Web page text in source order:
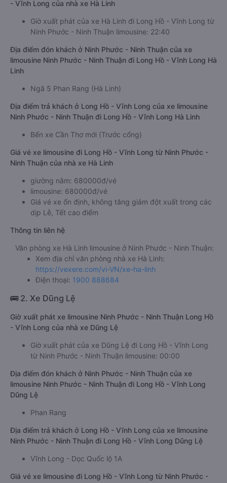
- Vĩnh Long của nhà xe Hà Linh
Giờ xuất phát của xe Hà Linh đi Long Hồ - Vĩnh Long từ
Ninh Phước - Ninh Thuận limousine: 22:40
Địa điểm đón khách ở Ninh Phước - Ninh Thuận của xe
limousine Ninh Phước - Ninh Thuận đi Long Hồ - Vĩnh Long Hà
Linh
Ngã 5 Phan Rang (Hà Linh)
Địa điểm trả khách ở Long Hồ - Vĩnh Long của xe limousine
Ninh Phước - Ninh Thuận đi Long Hồ - Vĩnh Long Hà Linh
Bến xe Cần Thơ mới (Trước cổng)
Giá vé xe limousine đi Long Hồ - Vĩnh Long từ Ninh Phước -
Ninh Thuận của nhà xe Hà Linh
giường nằm: 680000đ/vé
limousine: 680000đ/vé
Giá vé xe ổn định, không tăng giảm đột xuất trong các
dịp Lễ, Tết cao điểm
Thông tin liên hệ
Văn phòng xe Hà Linh limousine ở Ninh Phước - Ninh Thuận:
Xem địa chỉ văn phòng nhà xe Hà Linh:
https://vexere.com/vi-VN/xe-ha-linh
Điện thoại: 1900 888684
🚌 2. Xe Dũng Lệ
Giờ xuất phát xe limousine Ninh Phước - Ninh Thuận Long Hồ
- Vĩnh Long của nhà xe Dũng Lệ
Giờ xuất phát của xe Dũng Lệ đi Long Hồ - Vĩnh Long
từ Ninh Phước - Ninh Thuận limousine: 00:00
Địa điểm đón khách ở Ninh Phước - Ninh Thuận của xe
limousine Ninh Phước - Ninh Thuận đi Long Hồ - Vĩnh Long
Dũng Lệ
Phan Rang
Địa điểm trả khách ở Long Hồ - Vĩnh Long của xe limousine
Ninh Phước - Ninh Thuận đi Long Hồ - Vĩnh Long Dũng Lệ
Vĩnh Long - Dọc Quốc lộ 1A
Giá vé xe limousine đi Long Hồ - Vĩnh Long từ Ninh Phước -